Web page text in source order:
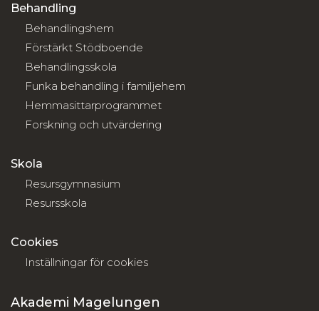
Behandling
Behandlingshem
Förstärkt Stödboende
Behandlingsskola
Funka behandling i familjehem
Hemmasittarprogrammet
Forskning och utvärdering
Skola
Resursgymnasium
Resursskola
Cookies
Inställningar för cookies
Akademi Magelungen